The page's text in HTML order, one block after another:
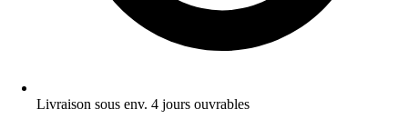
Livraison sous env. 4 jours ouvrables